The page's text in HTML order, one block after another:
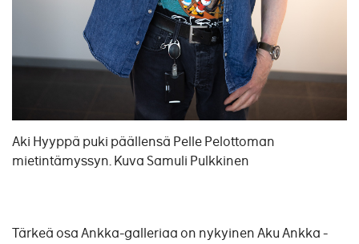
Aki Hyyppä puki päällensä Pelle Pelottoman
mietintämyssyn. Kuva Samuli Pulkkinen
Tärkeä osa Ankka-galleriaa on nykyinen Aku Ankka -